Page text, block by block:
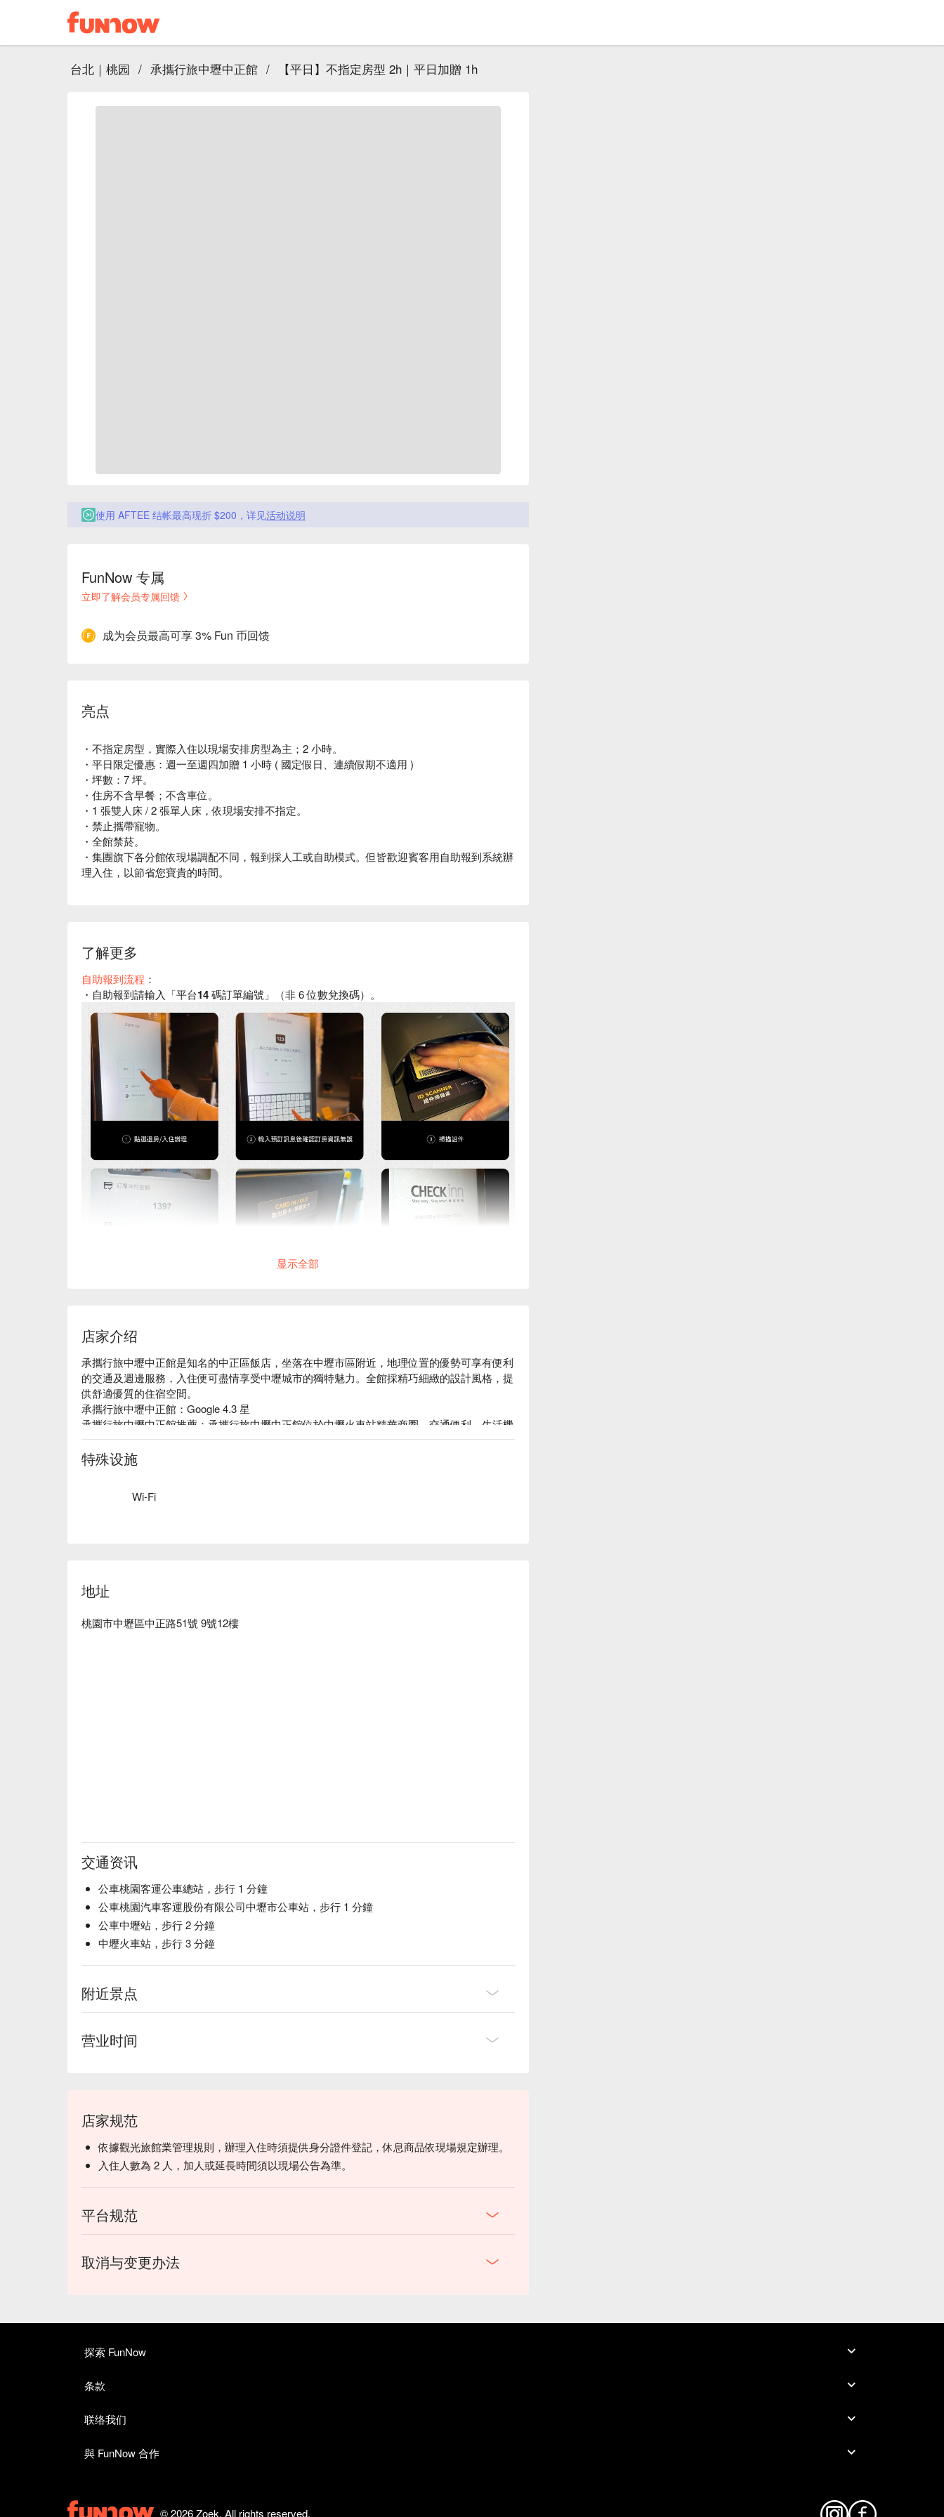
台北｜桃园 / 承攜行旅中壢中正館 / 【平日】不指定房型 2h｜平日加贈 1h
使用 AFTEE 结帐最高现折 $200，详见活动说明
FunNow 专属
立即了解会员专属回馈
成为会员最高可享 3% Fun 币回馈
亮点
・不指定房型，實際入住以現場安排房型為主；2 小時。
・平日限定優惠：週一至週四加贈 1 小時 ( 國定假日、連續假期不適用 )
・坪數：7 坪。
・住房不含早餐；不含車位。
・1 張雙人床 / 2 張單人床，依現場安排不指定。
・禁止攜帶寵物。
・全館禁菸。
・集團旗下各分館依現場調配不同，報到採人工或自助模式。但皆歡迎賓客用自助報到系統辦
理入住，以節省您寶貴的時間。
了解更多
自助報到流程 ：
・自助報到請輸入「平台14 碼訂單編號 」（非 6 位數兌換碼）。
显示全部
店家介绍
承攜行旅中壢中正館是知名的中正區飯店，坐落在中壢市區附近，地理位置的優勢可享有便利
的交通及週邊服務，入住便可盡情享受中壢城市的獨特魅力。全館採精巧細緻的設計風格，提
供舒適優質的住宿空間。
承攜行旅中壢中正館：Google 4.3 星
承攜行旅中壢中正館推薦：承攜行旅中壢中正館位於中壢火車站精華商圈，交通便利、生活機
能佳，無論是洽公商旅或是旅遊規劃，絕對是最佳的選擇。
踏入大廳，映入眼簾的是精心設計的日式庭園造景，房內採簡約設計風格，空間寬敞宜人，提
供旅客愜意舒適的住宿環境。承攜行旅中壢中正館有寛大舒適的客房，本著人性化服務的專業
特殊设施
Wi-Fi
地址
桃園市中壢區中正路51號 9號12樓
交通资讯
公車桃園客運公車總站，步行 1 分鐘
公車桃園汽車客運股份有限公司中壢市公車站，步行 1 分鐘
公車中壢站，步行 2 分鐘
中壢火車站，步行 3 分鐘
附近景点
营业时间
店家规范
依據觀光旅館業管理規則，辦理入住時須提供身分證件登記，休息商品依現場規定辦理。
入住人數為 2 人，加人或延長時間須以現場公告為準。
平台规范
取消与变更办法
探索 FunNow
条款
联络我们
與 FunNow 合作
© 2026 Zoek. All rights reserved.